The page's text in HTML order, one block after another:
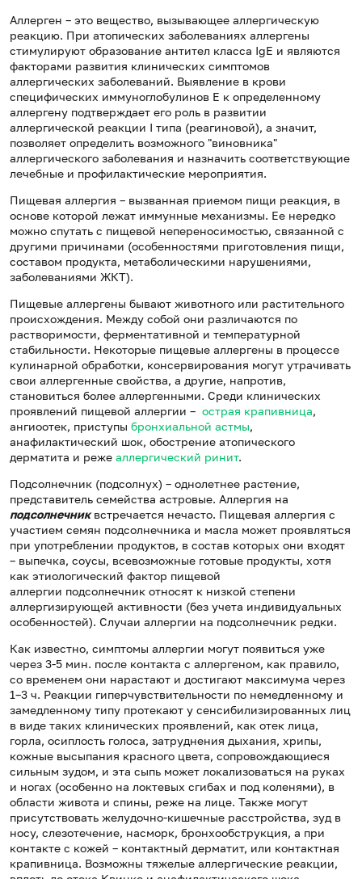
Аллерген – это вещество, вызывающее аллергическую
реакцию. При атопических заболеваниях аллергены
стимулируют образование антител класса IgE и являются
факторами развития клинических симптомов
аллергических заболеваний. Выявление в крови
специфических иммуноглобулинов Е к определенному
аллергену подтверждает его роль в развитии
аллергической реакции I типа (реагиновой), а значит,
позволяет определить возможного "виновника"
аллергического заболевания и назначить соответствующие
лечебные и профилактические мероприятия.
Пищевая аллергия – вызванная приемом пищи реакция, в
основе которой лежат иммунные механизмы. Ее нередко
можно спутать с пищевой непереносимостью, связанной с
другими причинами (особенностями приготовления пищи,
составом продукта, метаболическими нарушениями,
заболеваниями ЖКТ).
Пищевые аллергены бывают животного или растительного
происхождения. Между собой они различаются по
растворимости, ферментативной и температурной
стабильности. Некоторые пищевые аллергены в процессе
кулинарной обработки, консервирования могут утрачивать
свои аллергенные свойства, а другие, напротив,
становиться более аллергенными. Среди клинических
проявлений пищевой аллергии – острая крапивница,
ангиоотек, приступы бронхиальной астмы,
анафилактический шок, обострение атопического
дерматита и реже аллергический ринит.
Подсолнечник (подсолнух) – однолетнее растение,
представитель семейства астровые. Аллергия на
подсолнечниквстречается нечасто. Пищевая аллергия с
участием семян подсолнечника и масла может проявляться
при употреблении продуктов, в состав которых они входят
– выпечка, соусы, всевозможные готовые продукты, хотя
как этиологический фактор пищевой
аллергии подсолнечник относят к низкой степени
аллергизирующей активности (без учета индивидуальных
особенностей). Случаи аллергии на подсолнечник редки.
Как известно, симптомы аллергии могут появиться уже
через 3-5 мин. после контакта с аллергеном, как правило,
со временем они нарастают и достигают максимума через
1–3 ч. Реакции гиперчувствительности по немедленному и
замедленному типу протекают у сенсибилизированных лиц
в виде таких клинических проявлений, как отек лица,
горла, осиплость голоса, затруднения дыхания, хрипы,
кожные высыпания красного цвета, сопровождающиеся
сильным зудом, и эта сыпь может локализоваться на руках
и ногах (особенно на локтевых сгибах и под коленями), в
области живота и спины, реже на лице. Также могут
присутствовать желудочно-кишечные расстройства, зуд в
носу, слезотечение, насморк, бронхообструкция, а при
контакте с кожей – контактный дерматит, или контактная
крапивница. Возможны тяжелые аллергические реакции,